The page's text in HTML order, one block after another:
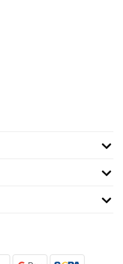
gesucht, welches
Kinder bietet, aber
sich optimal verschieben.